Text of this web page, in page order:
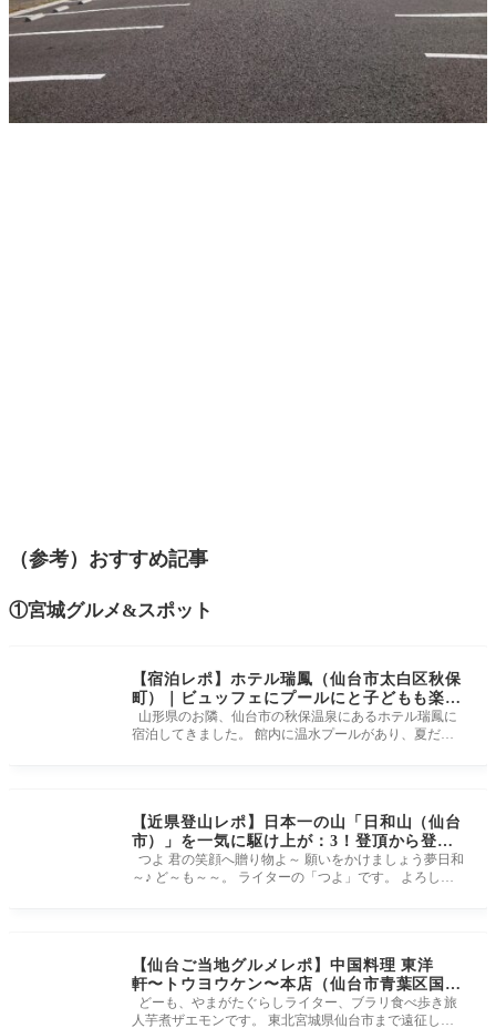
（参考）おすすめ記事
①宮城グルメ&スポット
【宿泊レポ】ホテル瑞鳳（仙台市太白区秋保
町）｜ビュッフェにプールにと子どもも楽し
めるホテル
山形県のお隣、仙台市の秋保温泉にあるホテル瑞鳳に
宿泊してきました。 館内に温水プールがあり、夏だけ
【近県登山レポ】日本一の山「日和山（仙台
市）」を一気に駆け上が：3！登頂から登頂
証明書入手までをレポート！つよの低山活動
記３
つよ 君の笑顔へ贈り物よ～ 願いをかけましょう夢日和
～♪ ど～も～～。 ライターの「つよ」です。 よろしく
【仙台ご当地グルメレポ】中国料理 東洋
軒〜トウヨウケン〜本店（仙台市青葉区国分
町）｜噂のケンミンＳＨＯＷでも話題の麻婆
焼きそばを食べて来ました！
どーも、やまがたぐらしライター、ブラリ食べ歩き旅
人芋煮ザエモンです。 東北宮城県仙台市まで遠征しま